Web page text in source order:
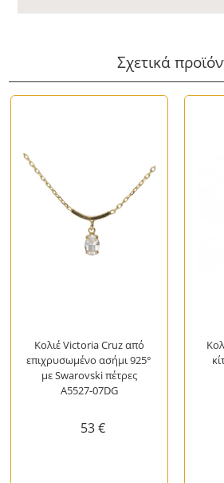
Σχετικά
Κολιέ Victoria Cruz από
επιχρυσωμένο ασήμι 925°
με Swarovski πέτρες
A5527-07DG
53 €